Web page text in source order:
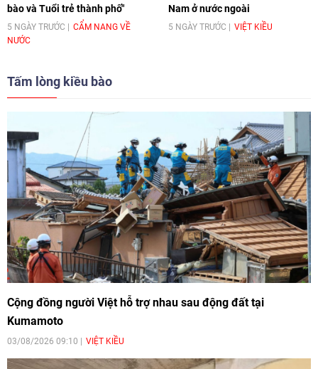
bào và Tuổi trẻ thành phố"
5 NGÀY TRƯỚC
CẨM NANG VỀ
NƯỚC
Nam ở nước ngoài
5 NGÀY TRƯỚC VIỆT KIỀU
Tấm lòng kiều bào
Cộng đồng người Việt hỗ trợ nhau sau động đất tại
Kumamoto
03/08/2026 09:10 VIỆT KIỀU